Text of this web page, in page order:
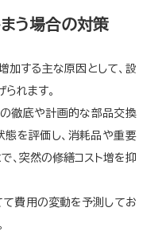
う場合の対策
する主な原因として、設
れます。
の徹底や計画的な部品交換
態を評価し、消耗品や重要
、突然の修繕コスト増を抑
費用の変動を予測してお